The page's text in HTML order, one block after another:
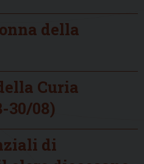
della
Curia
30/08)
di